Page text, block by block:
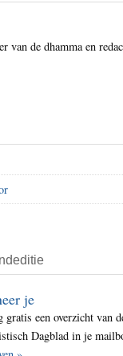
van de dhamma en
je
gratis een overzicht van
Dagblad in je